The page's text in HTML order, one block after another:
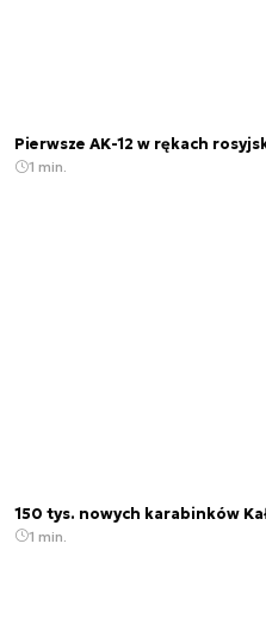
Pierwsze AK-12 w rękach
1 min.
150 tys. nowych karabinków
1 min.